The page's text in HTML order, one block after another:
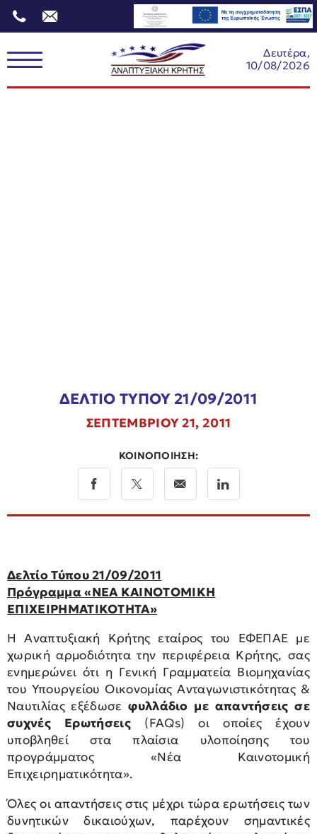
Δευτέρα,
10/08/2026
ΔΕΛΤΙΟ ΤΥΠΟΥ 21/09/2011
ΣΕΠΤΕΜΒΡΙΟΥ 21, 2011
ΚΟΙΝΟΠΟΙΗΣΗ:
Δελτίο Τύπου 21/09/2011
Πρόγραμμα «ΝΕΑ ΚΑΙΝΟΤΟΜΙΚΗ
ΕΠΙΧΕΙΡΗΜΑΤΙΚΟΤΗΤΑ»
Η Αναπτυξιακή Κρήτης εταίρος του ΕΦΕΠΑΕ με
χωρική αρμοδιότητα την περιφέρεια Κρήτης, σας
ενημερώνει ότι η Γενική Γραμματεία Βιομηχανίας
του Υπουργείου Οικονομίας Ανταγωνιστικότητας &
Ναυτιλίας εξέδωσεφυλλάδιο με απαντήσεις σε
συχνές Ερωτήσεις (FAQs) οι οποίες έχουν
υποβληθεί στα πλαίσια υλοποίησης του
προγράμματος «Νέα Καινοτομική
Επιχειρηματικότητα».
Όλες οι απαντήσεις στις μέχρι τώρα ερωτήσεις των
δυνητικών δικαιούχων, παρέχουν σημαντικές